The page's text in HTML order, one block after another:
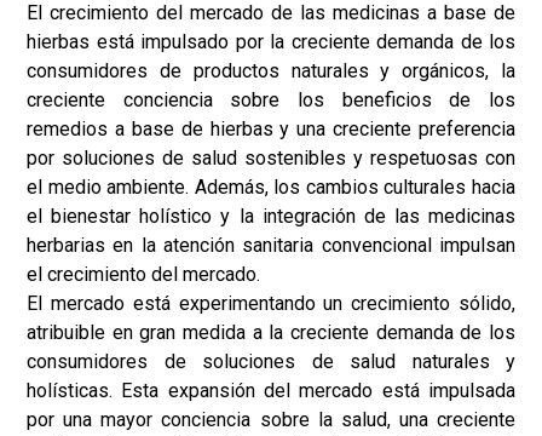
El crecimiento del mercado de las medicinas a base de
hierbas está impulsado por la creciente demanda de los
consumidores de productos naturales y orgánicos, la
creciente conciencia sobre los beneficios de los
remedios a base de hierbas y una creciente preferencia
por soluciones de salud sostenibles y respetuosas con
el medio ambiente. Además, los cambios culturales hacia
el bienestar holístico y la integración de las medicinas
herbarias en la atención sanitaria convencional impulsan
el crecimiento del mercado.
El mercado está experimentando un crecimiento sólido,
atribuible en gran medida a la creciente demanda de los
consumidores de soluciones de salud naturales y
holísticas. Esta expansión del mercado está impulsada
por una mayor conciencia sobre la salud, una creciente